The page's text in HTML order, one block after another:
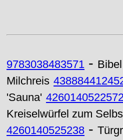
9783038483571 - Bibel
Milchreis
'Sauna'
Kreiselwürfel zum
4260140525238 -